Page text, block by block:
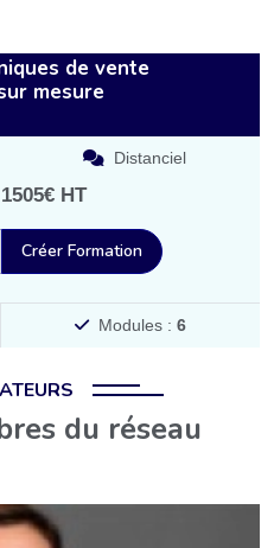
de vente
mesure
Distanciel
1505€ HT
Créer Formation
Modules : 6
du réseau